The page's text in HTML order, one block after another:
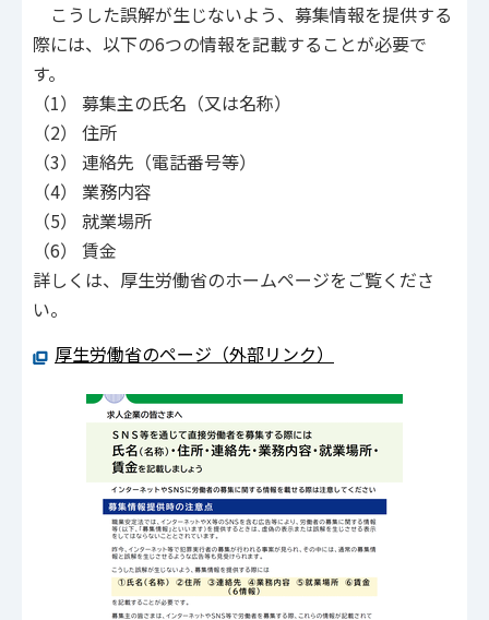
こうした誤解が生じないよう、募集情報を提供する
際には、以下の6つの情報を記載することが必要で
す。
（1） 募集主の氏名（又は名称）
（2） 住所
（3） 連絡先（電話番号等）
（4） 業務内容
（5） 就業場所
（6） 賃金
詳しくは、厚生労働省のホームページをご覧くださ
い。
厚生労働省のページ（外部リンク）